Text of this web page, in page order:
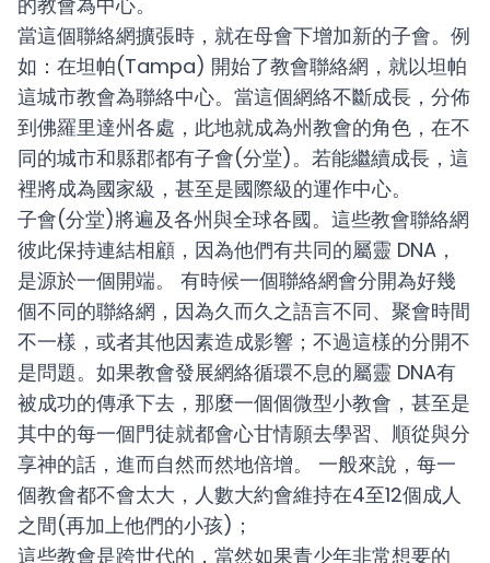
當這個聯絡網擴張時，就在母會下增加新的子會。例
如：在坦帕(Tampa) 開始了教會聯絡網，就以坦帕
這城市教會為聯絡中心。當這個網絡不斷成長，分佈
到佛羅里達州各處， 此地就成為州教會的角色，在不
同的城市和縣郡都有子會(分堂)。 若能繼續成長，這
裡將成為國家級，甚至是國際級的運作中心。
子會(分堂)將遍及各州與全球各國。 這些教會聯絡網
彼此保持連結相顧，因為他們有共同的屬靈 DNA，
是源於一個開端。
有時候一個聯絡網會分開為好幾
個不同的聯絡網，因為久而久之語言不同、聚會時間
不一樣，或者其他因素造成影響；不過這樣的分開不
是問題。如果教會發展網絡循環不息的屬靈 DNA有
被成功的傳承下去，那麼一個個微型小教會，甚至是
其中的每一個門徒就都會心甘情願去學習、順從與分
享神的話，進而自然而然地倍增。
一般來說，每一
個教會都不會太大，人數大約會維持在4至12個成人
之間(再加上他們的小孩)；
這些教會是跨世代的，當然如果青少年非常想要的